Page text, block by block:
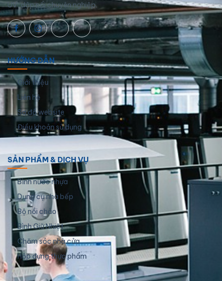
UV, dập nổi chuyên nghiệp.
HƯỚNG DẪN
Giới thiệu
Liên hệ
Sơ đồ website
Điều khoản sử dụng
SẢN PHẨM & DỊCH VỤ
Bình nước nhựa
Dụng cụ nhà bếp
Bộ nồi chảo
Bình Giữ Nhiệt
Chăm sóc nhà cửa
Hộp đựng thực phẩm